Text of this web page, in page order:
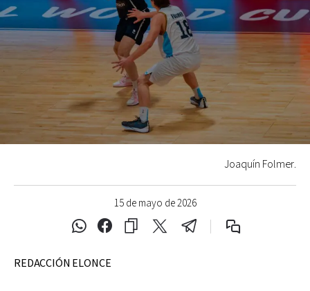
15 de mayo de 2026
Joaquín Folmer.
REDACCIÓN ELONCE